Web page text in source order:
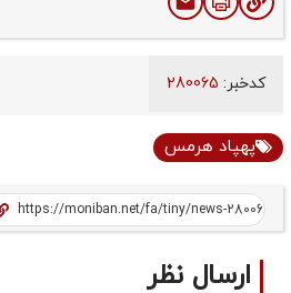
کدخبر:
پهپاد هرمس
ارسال نظر